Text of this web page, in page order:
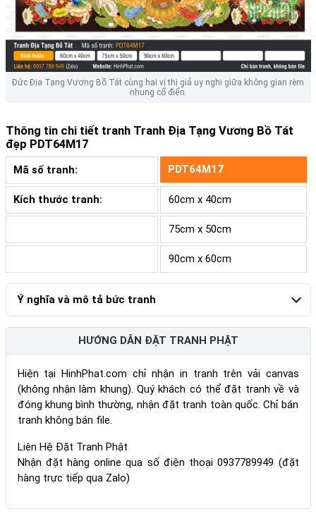
Đức Địa Tạng Vương Bồ Tát cùng hai vị thị giả uy nghi giữa không gian rèm
nhung cổ điển.
Thông tin chi tiết tranh Tranh Địa Tạng Vương Bồ Tát
đẹp PDT64M17
Mã số tranh: PDT64M17
Kích thước tranh: 60cm x 40cm
75cm x 50cm
90cm x 60cm
Ý nghĩa và mô tả bức tranh
HƯỚNG DẪN ĐẶT TRANH PHẬT
Hiện tại HinhPhat.com chỉ nhận in tranh trên vải canvas
(không nhận làm khung). Quý khách có thể đặt tranh về và
đóng khung bình thường, nhận đặt tranh toàn quốc. Chỉ bán
tranh không bán file.
Liên Hệ Đặt Tranh Phật
Nhận đặt hàng online qua số điện thoại 0937789949 (đặt
hàng trực tiếp qua Zalo)